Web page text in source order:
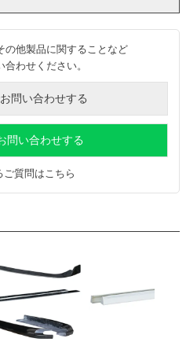
の他製品に関することなど
わせください。
問い合わせする
問い合わせする
ご質問はこちら